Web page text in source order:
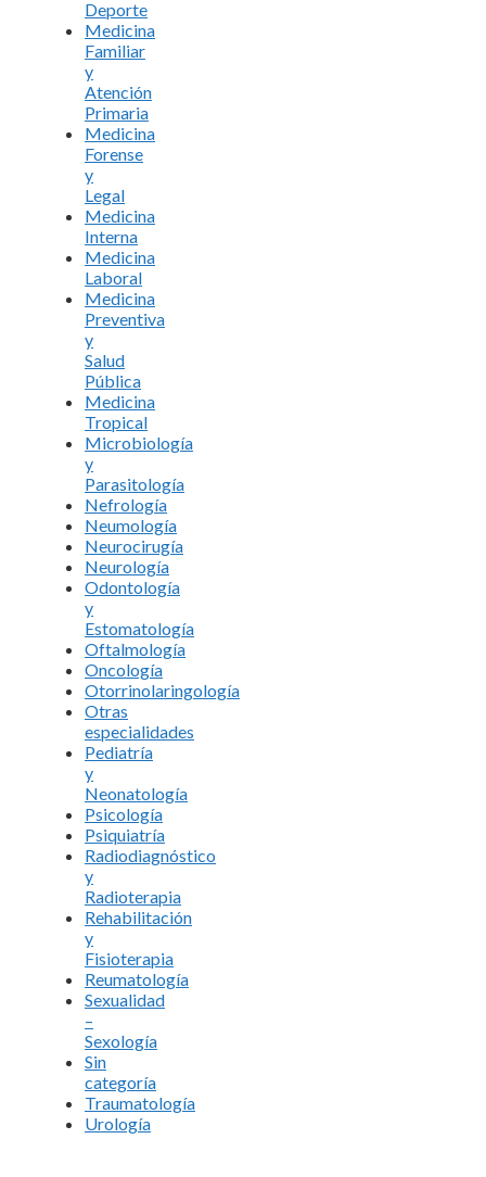
Deporte
Medicina
Familiar
y
Atención
Primaria
Medicina
Forense
y
Legal
Medicina
Interna
Medicina
Laboral
Medicina
Preventiva
y
Salud
Pública
Medicina
Tropical
Microbiología
y
Parasitología
Nefrología
Neumología
Neurocirugía
Neurología
Odontología
y
Estomatología
Oftalmología
Oncología
Otorrinolaringología
Otras
especialidades
Pediatría
y
Neonatología
Psicología
Psiquiatría
Radiodiagnóstico
y
Radioterapia
Rehabilitación
y
Fisioterapia
Reumatología
Sexualidad
–
Sexología
Sin
categoría
Traumatología
Urología